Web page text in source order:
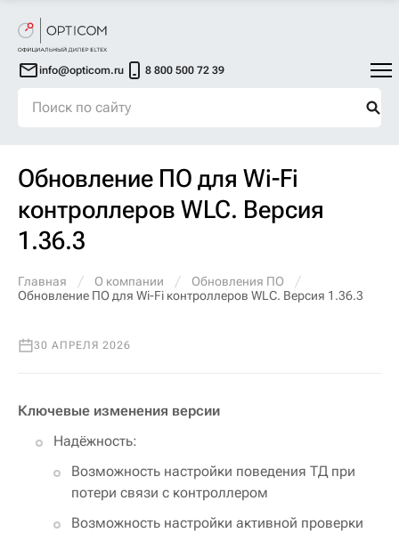
info@opticom.ru 8 800 500 72 39
Обновление ПО для Wi-Fi
контроллеров WLC. Версия
1.36.3
Главная О компании
Обновления ПО
Обновление ПО для Wi-Fi контроллеров WLC. Версия 1.36.3
30 АПРЕЛЯ 2026
Ключевые изменения версии
Надёжность:
Возможность настройки поведения ТД при
потери связи с контроллером
Возможность настройки активной проверки